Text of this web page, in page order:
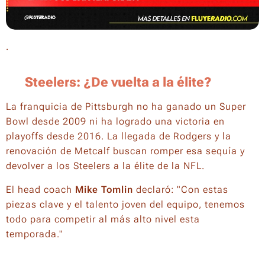
.
Steelers: ¿De vuelta a la élite?
La franquicia de Pittsburgh no ha ganado un Super
Bowl desde 2009 ni ha logrado una victoria en
playoffs desde 2016. La llegada de Rodgers y la
renovación de Metcalf buscan romper esa sequía y
devolver a los Steelers a la élite de la NFL.
El head coach Mike Tomlin declaró: "Con estas
piezas clave y el talento joven del equipo, tenemos
todo para competir al más alto nivel esta
temporada."